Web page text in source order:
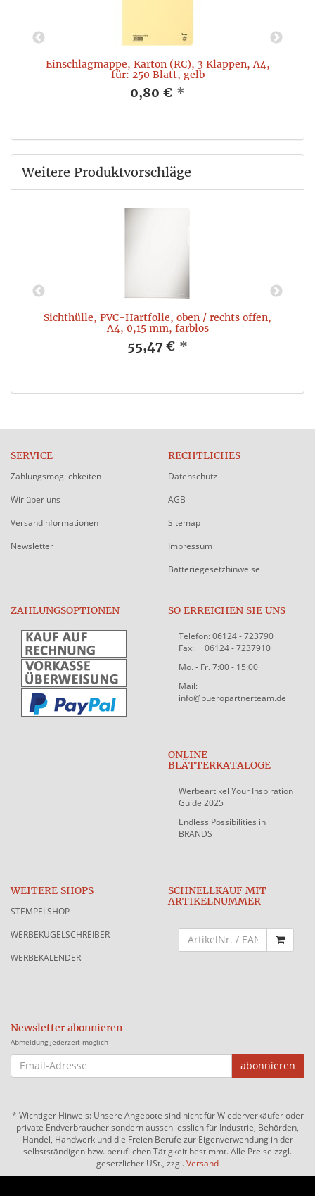
Einschlagmappe, Karton (RC), 3 Klappen, A4,
für: 250 Blatt, gelb
0,80 € *
Weitere Produktvorschläge
Sichthülle, PVC-Hartfolie, oben / rechts offen,
A4, 0,15 mm, farblos
55,47 € *
SERVICE
Zahlungsmöglichkeiten
Wir über uns
Versandinformationen
Newsletter
RECHTLICHES
Datenschutz
AGB
Sitemap
Impressum
Batteriegesetzhinweise
ZAHLUNGSOPTIONEN SO ERREICHEN SIE UNS
Telefon: 06124 - 723790
Fax: 06124 - 7237910
Mo. - Fr. 7:00 - 15:00
Mail:
info@bueropartnerteam.de
ONLINE
BLÄTTERKATALOGE
Werbeartikel Your Inspiration
Guide 2025
Endless Possibilities in
BRANDS
WEITERE SHOPS
STEMPELSHOP
WERBEKUGELSCHREIBER
WERBEKALENDER
SCHNELLKAUF MIT
ARTIKELNUMMER
Newsletter abonnieren
Abmeldung jederzeit möglich
EMAIL-
ADRESSE
abonnieren
* Wichtiger Hinweis: Unsere Angebote sind nicht für Wiederverkäufer oder
private Endverbraucher sondern ausschliesslich für Industrie, Behörden,
Handel, Handwerk und die Freien Berufe zur Eigenverwendung in der
selbstständigen bzw. beruflichen Tätigkeit bestimmt. Alle Preise zzgl.
gesetzlicher USt., zzgl.Versand